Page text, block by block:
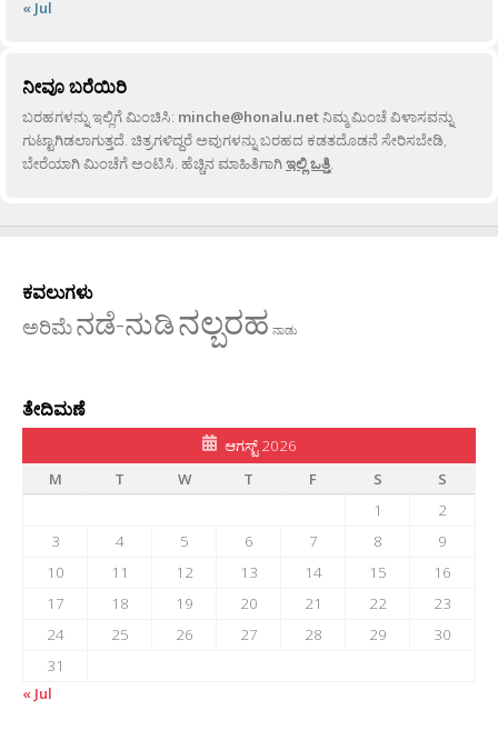
« Jul
ನೀವೂ ಬರೆಯಿರಿ
ಬರಹಗಳನ್ನು ಇಲ್ಲಿಗೆ ಮಿಂಚಿಸಿ: minche@honalu.netನಿಮ್ಮ ಮಿಂಚೆ ವಿಳಾಸವನ್ನು
ಗುಟ್ಟಾಗಿಡಲಾಗುತ್ತದೆ. ಚಿತ್ರಗಳಿದ್ದರೆ ಅವುಗಳನ್ನು ಬರಹದ ಕಡತದೊಡನೆ ಸೇರಿಸಬೇಡಿ,
ಬೇರೆಯಾಗಿ ಮಿಂಚೆಗೆ ಅಂಟಿಸಿ. ಹೆಚ್ಚಿನ ಮಾಹಿತಿಗಾಗಿಇಲ್ಲಿ ಒತ್ತಿ
ಕವಲುಗಳು
ಅರಿಮೆನಡೆ-ನುಡಿನಲ್ಬರಹ ನಾಡು
ತೇದಿಮಣೆ
ಆಗಸ್ಟ್ 2026
M
T W T F S
S
1
2
3
4 5 6 7 8
9
10
11 12 13 14 15
16
17
18 19 20 21 22
23
24
25 26 27 28 29
30
31
« Jul